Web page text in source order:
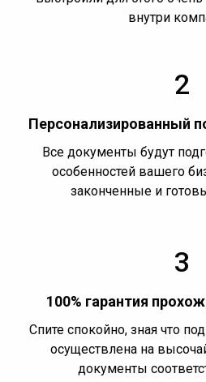
внутри
2
Персонализированный
Все документы будут
особенностей вашего
законченные и
3
100% гарантия
Спите спокойно, зная что
осуществлена на
документы